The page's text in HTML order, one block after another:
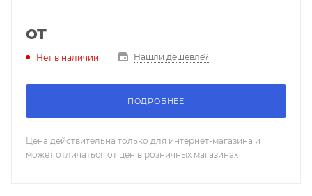
от
Нет в наличии Нашли дешевле?
ПОДРОБНЕЕ
Цена действительна только для интернет-магазина и
может отличаться от цен в розничных магазинах